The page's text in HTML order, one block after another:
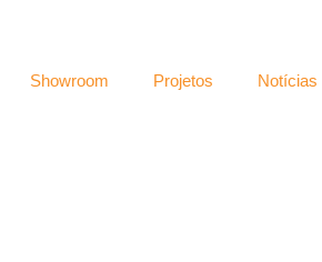
Showroom Projetos Notícias